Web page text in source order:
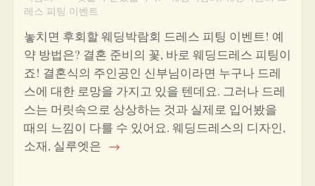
레스 피팅 이벤트
놓치면 후회할 웨딩박람회 드레스 피팅 이벤트! 예
약 방법은? 결혼 준비의 꽃, 바로 웨딩드레스 피팅이
죠! 결혼식의 주인공인 신부님이라면 누구나 드레
스에 대한 로망을 가지고 있을 텐데요. 그러나 드레
스는 머릿속으로 상상하는 것과 실제로 입어봤을
때의 느낌이 다를 수 있어요. 웨딩드레스의 디자인,
소재, 실루엣은 →